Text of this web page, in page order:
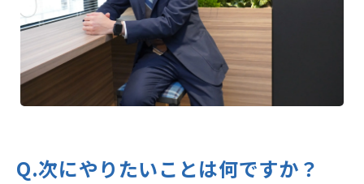
Q.次にやりたいことは何ですか？